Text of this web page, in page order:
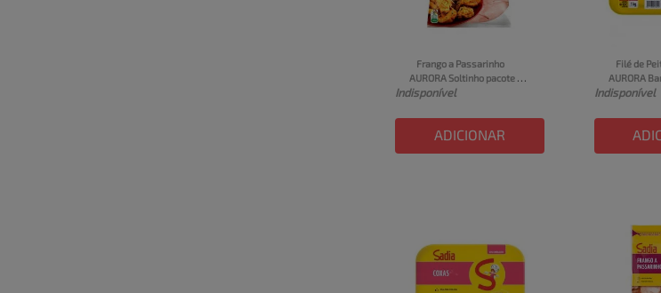
Frango a Passarinho
AURORA Soltinho pacote
1kg
Indisponível
ADICIONAR
Filé de
AURORA
Indisponível